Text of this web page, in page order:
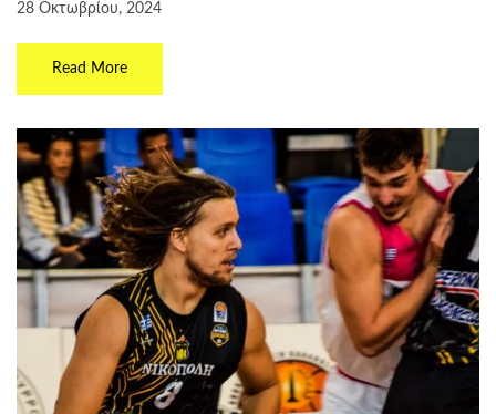
28 Οκτωβρίου, 2024
Read More